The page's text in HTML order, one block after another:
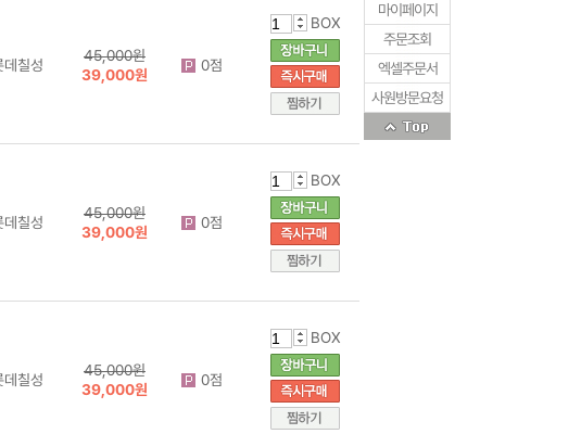
데칠성
45,000원
39,000원
0점
BOX
데칠성
45,000원
39,000원
0점
BOX
데칠성
45,000원
39,000원
0점
BOX
마이페이지
주문조회
엑셀주문서
사원방문요청